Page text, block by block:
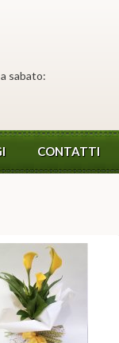
sabato:
CONTATTI